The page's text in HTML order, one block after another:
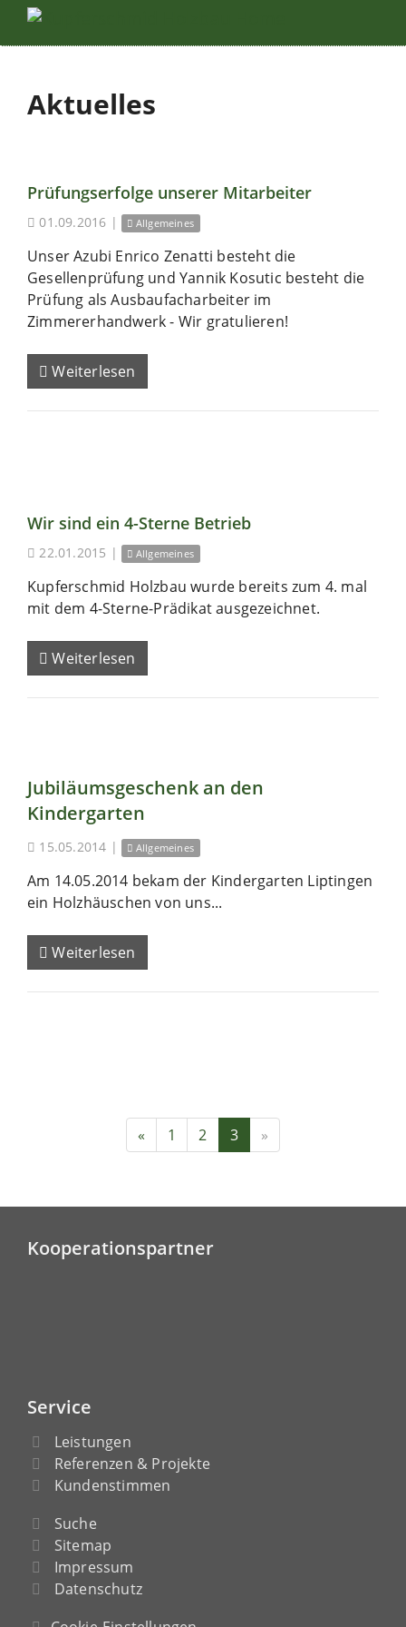
Aktuelles
Prüfungserfolge unserer Mitarbeiter
01.09.2016 | Allgemeines
Unser Azubi Enrico Zenatti besteht die
Gesellenprüfung und Yannik Kosutic besteht die
Prüfung als Ausbaufacharbeiter im
Zimmererhandwerk - Wir gratulieren!
Weiterlesen
Wir sind ein 4-Sterne Betrieb
22.01.2015 | Allgemeines
Kupferschmid Holzbau wurde bereits zum 4. mal
mit dem 4-Sterne-Prädikat ausgezeichnet.
Weiterlesen
Jubiläumsgeschenk an den
Kindergarten
15.05.2014 | Allgemeines
Am 14.05.2014 bekam der Kindergarten Liptingen
ein Holzhäuschen von uns...
Weiterlesen
« 1 2 3 »
Kooperationspartner
Service
Leistungen
Referenzen & Projekte
Kundenstimmen
Suche
Sitemap
Impressum
Datenschutz